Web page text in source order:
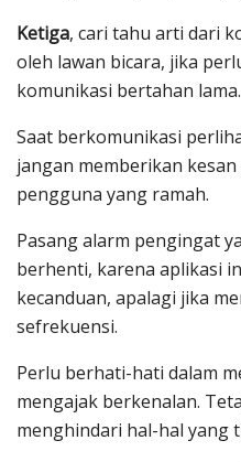
Ketiga, cari tahu arti dari
oleh lawan bicara, jika
komunikasi bertahan lama.
Saat berkomunikasi
jangan memberikan
pengguna yang ramah.
Pasang alarm pengingat
berhenti, karena aplikasi
kecanduan, apalagi jika
sefrekuensi.
Perlu berhati-hati dalam
mengajak berkenalan.
menghindari hal-hal yang